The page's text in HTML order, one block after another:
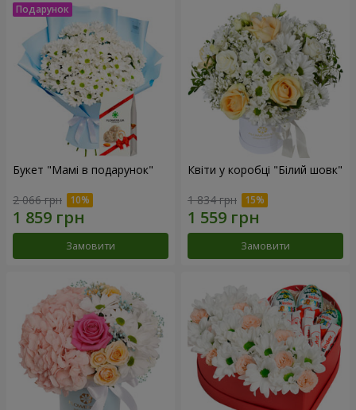
Букет "Мамі в подарунок"
2 066 грн
Замовити
Квіти у коробці "Білий шовк"
1 834 грн
Замовити